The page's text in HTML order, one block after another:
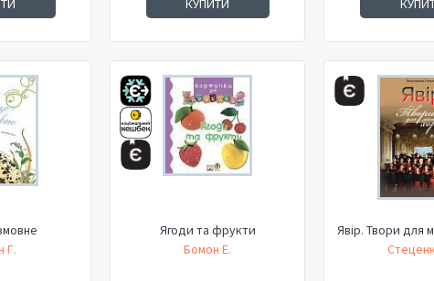
КУПИТИ
Г.
Ягоди та фрукти
Бомон Е.
Явір. Твори для